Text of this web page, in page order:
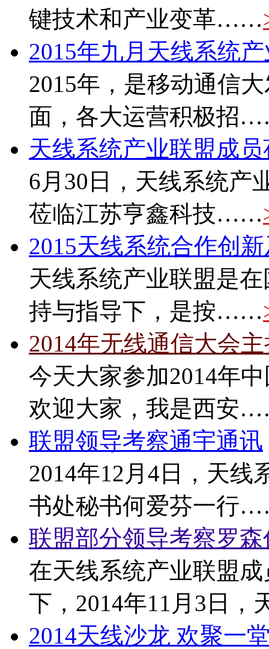
键技术和产业变革……
2015年九月天线系统
2015年，是移动通信
面，各大运营积极招
天线系统产业联盟成
6月30日，天线系统产
莅临江苏亨鑫科技……
2015天线系统合作创
天线系统产业联盟是
持与指导下，是按……
2014年无线通信大会
今天大家参加2014年
欢迎大家，我是西安
联盟领导考察通宇通讯
2014年12月4日，天线
书处秘书何爱芬一行
联盟部分领导考察罗森
在天线系统产业联盟
下，2014年11月3日
2014天线沙龙 欢聚一